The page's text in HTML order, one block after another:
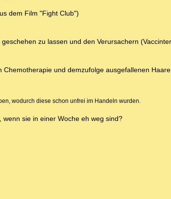
dem Film "Fight Club")
zu lassen und den Verursachern
und demzufolge ausgefallenen
wodurch diese schon unfrei im Handeln wurden.
wenn sie in einer Woche eh weg sind?